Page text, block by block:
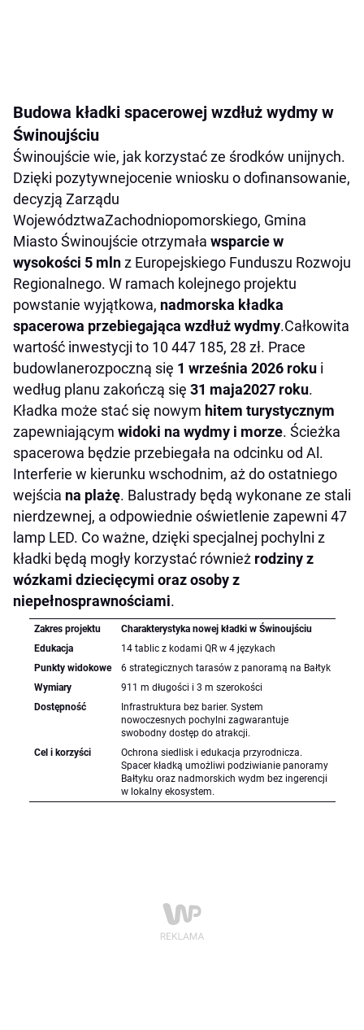
Budowa kładki spacerowej wzdłuż wydmy w
Świnoujściu
Świnoujście wie, jak korzystać ze środków unijnych.
Dzięki pozytywnejocenie wniosku o dofinansowanie,
decyzją Zarządu
WojewództwaZachodniopomorskiego, Gmina
Miasto Świnoujście otrzymała wsparcie w
wysokości 5 mlnz Europejskiego Funduszu Rozwoju
Regionalnego. W ramach kolejnego projektu
powstanie wyjątkowa, nadmorska kładka
spacerowa przebiegająca wzdłuż wydmy.Całkowita
wartość inwestycji to 10 447 185, 28 zł. Prace
budowlanerozpoczną się 1 września 2026 roku i
według planu zakończą się 31 maja2027 roku.
Kładka może stać się nowym hitem turystycznym
zapewniającym widoki na wydmy i morze. Ścieżka
spacerowa będzie przebiegała na odcinku od Al.
Interferie w kierunku wschodnim, aż do ostatniego
wejścia na plażę. Balustrady będą wykonane ze stali
nierdzewnej, a odpowiednie oświetlenie zapewni 47
lamp LED. Co ważne, dzięki specjalnej pochylni z
kładki będą mogły korzystać również rodziny z
wózkami dziecięcymi oraz osoby z
niepełnosprawnościami.
Zakres projektu
Charakterystyka nowej kładki w Świnoujściu
Edukacja
14 tablic z kodami QR w 4 językach
Punkty widokowe
6 strategicznych tarasów z panoramą na Bałtyk
Wymiary
911 m długości i 3 m szerokości
Dostępność
Infrastruktura bez barier. System
nowoczesnych pochylni zagwarantuje
swobodny dostęp do atrakcji.
Cel i korzyści
Ochrona siedlisk i edukacja przyrodnicza.
Spacer kładką umożliwi podziwianie panoramy
Bałtyku oraz nadmorskich wydm bez ingerencji
w lokalny ekosystem.